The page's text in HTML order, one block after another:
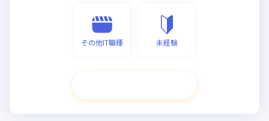
その他IT職種 未経験